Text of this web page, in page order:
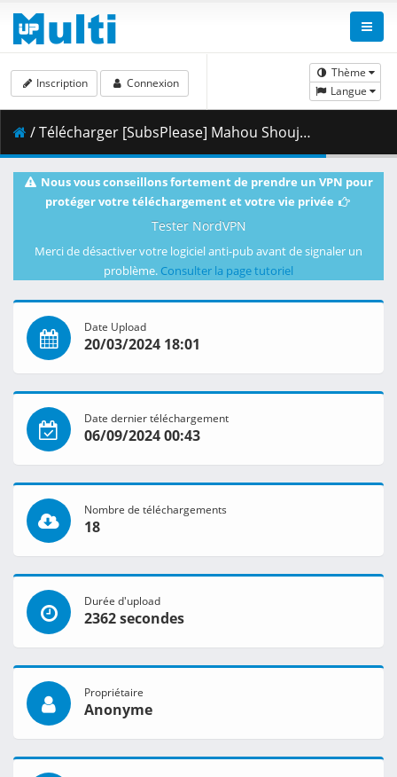
Thème
Langue
Inscription Connexion
/ Télécharger [SubsPlease] Mahou Shoujo ni Akogarete - 12 (1080p) [E81705D2].mkv.001 ( 464.53 MB )
Nous vous conseillons fortement de prendre un VPN pour
protéger votre téléchargement et votre vie privée
Tester NordVPN
Merci de désactiver votre logiciel anti-pub avant de signaler un
problème. Consulter la page tutoriel
Date Upload
20/03/2024 18:01
Date dernier téléchargement
06/09/2024 00:43
Nombre de téléchargements
18
Durée d'upload
2362 secondes
Propriétaire
Anonyme